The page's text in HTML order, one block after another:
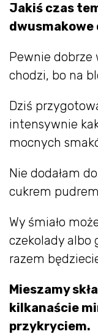
Jakiś czas
Pewnie dobrze
chodzi, bo na
Dziś
intensywnie
mocnych
Nie dodałam
cukrem
Wy śmiało
czekolady albo
razem
Mieszamy
kilkanaście
przykryciem.